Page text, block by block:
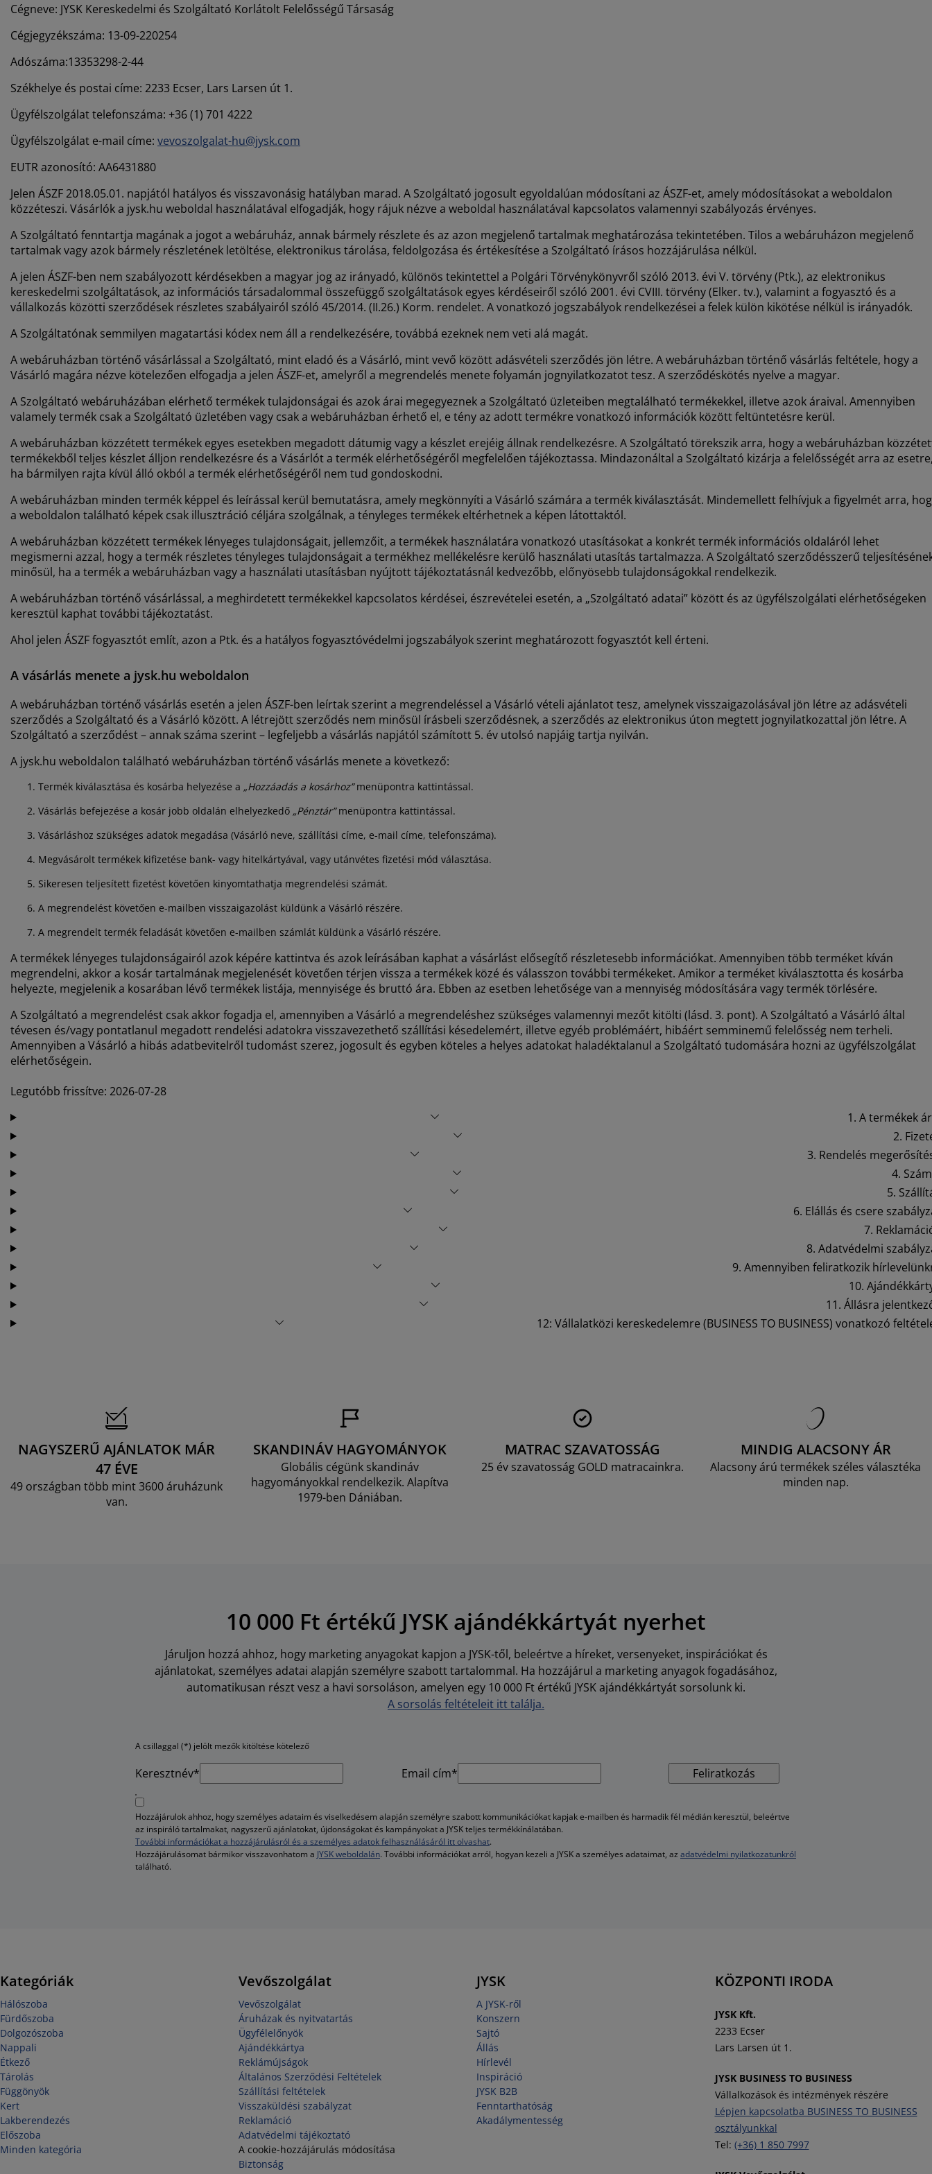
matracok
és kiegészítők
világítás
kiegészítők
Cégneve: JYSK Kereskedelmi és Szolgáltató Korlátolt Felelősségű Társaság
Cégjegyzékszáma: 13-09-220254
Adószáma:13353298-2-44
Székhelye és postai címe: 2233 Ecser, Lars Larsen út 1.
Ügyfélszolgálat telefonszáma: +36 (1) 701 4222
Ügyfélszolgálat e-mail címe: vevoszolgalat-hu@jysk.com
EUTR azonosító: AA6431880
Jelen ÁSZF 2018.05.01. napjától hatályos és visszavonásig hatályban marad. A Szolgáltató jogosult egyoldalúan módosítani az ÁSZF-et, amely módosításokat a weboldalon
közzéteszi. Vásárlók a jysk.hu weboldal használatával elfogadják, hogy rájuk nézve a weboldal használatával kapcsolatos valamennyi szabályozás érvényes.
A Szolgáltató fenntartja magának a jogot a webáruház, annak bármely részlete és az azon megjelenő tartalmak meghatározása tekintetében. Tilos a webáruházon megjelenő
tartalmak vagy azok bármely részletének letöltése, elektronikus tárolása, feldolgozása és értékesítése a Szolgáltató írásos hozzájárulása nélkül.
A jelen ÁSZF-ben nem szabályozott kérdésekben a magyar jog az irányadó, különös tekintettel a Polgári Törvénykönyvről szóló 2013. évi V. törvény (Ptk.), az elektronikus
kereskedelmi szolgáltatások, az információs társadalommal összefüggő szolgáltatások egyes kérdéseiről szóló 2001. évi CVIII. törvény (Elker. tv.), valamint a fogyasztó és a
vállalkozás közötti szerződések részletes szabályairól szóló 45/2014. (II.26.) Korm. rendelet. A vonatkozó jogszabályok rendelkezései a felek külön kikötése nélkül is irányadók.
A Szolgáltatónak semmilyen magatartási kódex nem áll a rendelkezésére, továbbá ezeknek nem veti alá magát.
A webáruházban történő vásárlással a Szolgáltató, mint eladó és a Vásárló, mint vevő között adásvételi szerződés jön létre. A webáruházban történő vásárlás feltétele, hogy a
Vásárló magára nézve kötelezően elfogadja a jelen ÁSZF-et, amelyről a megrendelés menete folyamán jognyilatkozatot tesz. A szerződéskötés nyelve a magyar.
A Szolgáltató webáruházában elérhető termékek tulajdonságai és azok árai megegyeznek a Szolgáltató üzleteiben megtalálható termékekkel, illetve azok áraival. Amennyiben
valamely termék csak a Szolgáltató üzletében vagy csak a webáruházban érhető el, e tény az adott termékre vonatkozó információk között feltüntetésre kerül.
A webáruházban közzétett termékek egyes esetekben megadott dátumig vagy a készlet erejéig állnak rendelkezésre. A Szolgáltató törekszik arra, hogy a webáruházban
termékekből teljes készlet álljon rendelkezésre és a Vásárlót a termék elérhetőségéről megfelelően tájékoztassa. Mindazonáltal a Szolgáltató kizárja a felelősségét arra az
ha bármilyen rajta kívül álló okból a termék elérhetőségéről nem tud gondoskodni.
A webáruházban minden termék képpel és leírással kerül bemutatásra, amely megkönnyíti a Vásárló számára a termék kiválasztását. Mindemellett felhívjuk a figyelmét arra,
a weboldalon található képek csak illusztráció céljára szolgálnak, a tényleges termékek eltérhetnek a képen látottaktól.
A webáruházban közzétett termékek lényeges tulajdonságait, jellemzőit, a termékek használatára vonatkozó utasításokat a konkrét termék információs oldaláról lehet
megismerni azzal, hogy a termék részletes tényleges tulajdonságait a termékhez mellékelésre kerülő használati utasítás tartalmazza. A Szolgáltató szerződésszerű
minősül, ha a termék a webáruházban vagy a használati utasításban nyújtott tájékoztatásnál kedvezőbb, előnyösebb tulajdonságokkal rendelkezik.
A webáruházban történő vásárlással, a meghirdetett termékekkel kapcsolatos kérdései, észrevételei esetén, a „Szolgáltató adatai” között és az ügyfélszolgálati elérhetőségeken
keresztül kaphat további tájékoztatást.
Ahol jelen ÁSZF fogyasztót említ, azon a Ptk. és a hatályos fogyasztóvédelmi jogszabályok szerint meghatározott fogyasztót kell érteni.
A vásárlás menete a jysk.hu weboldalon
A webáruházban történő vásárlás esetén a jelen ÁSZF-ben leírtak szerint a megrendeléssel a Vásárló vételi ajánlatot tesz, amelynek visszaigazolásával jön létre az adásvételi
szerződés a Szolgáltató és a Vásárló között. A létrejött szerződés nem minősül írásbeli szerződésnek, a szerződés az elektronikus úton megtett jognyilatkozattal jön létre. A
Szolgáltató a szerződést – annak száma szerint – legfeljebb a vásárlás napjától számított 5. év utolsó napjáig tartja nyilván.
A jysk.hu weboldalon található webáruházban történő vásárlás menete a következő:
Termék kiválasztása és kosárba helyezése a „Hozzáadás a kosárhoz”menüpontra kattintással.
Vásárlás befejezése a kosár jobb oldalán elhelyezkedő „Pénztár”menüpontra kattintással.
Vásárláshoz szükséges adatok megadása (Vásárló neve, szállítási címe, e-mail címe, telefonszáma).
Megvásárolt termékek kifizetése bank- vagy hitelkártyával, vagy utánvétes fizetési mód választása.
Sikeresen teljesített fizetést követően kinyomtathatja megrendelési számát.
A megrendelést követően e-mailben visszaigazolást küldünk a Vásárló részére.
A megrendelt termék feladását követően e-mailben számlát küldünk a Vásárló részére.
A termékek lényeges tulajdonságairól azok képére kattintva és azok leírásában kaphat a vásárlást elősegítő részletesebb információkat. Amennyiben több terméket kíván
megrendelni, akkor a kosár tartalmának megjelenését követően térjen vissza a termékek közé és válasszon további termékeket. Amikor a terméket kiválasztotta és kosárba
helyezte, megjelenik a kosarában lévő termékek listája, mennyisége és bruttó ára. Ebben az esetben lehetősége van a mennyiség módosítására vagy termék törlésére.
A Szolgáltató a megrendelést csak akkor fogadja el, amennyiben a Vásárló a megrendeléshez szükséges valamennyi mezőt kitölti (lásd. 3. pont). A Szolgáltató a Vásárló által
tévesen és/vagy pontatlanul megadott rendelési adatokra visszavezethető szállítási késedelemért, illetve egyéb problémáért, hibáért semminemű felelősség nem terheli.
Amennyiben a Vásárló a hibás adatbevitelről tudomást szerez, jogosult és egyben köteles a helyes adatokat haladéktalanul a Szolgáltató tudomására hozni az ügyfélszolgálat
elérhetőségein.
Legutóbb frissítve: 2026-07-28
1. A termékek
2.
3. Rendelés
4.
5.
6. Elállás és csere
7.
8. Adatvédelmi
9. Amennyiben feliratkozik
10.
11. Állásra
12: Vállalatközi kereskedelemre (BUSINESS TO BUSINESS) vonatkozó
NAGYSZERŰ AJÁNLATOK MÁR
47 ÉVE
49 országban több mint 3600 áruházunk
van.
SKANDINÁV HAGYOMÁNYOK
Globális cégünk skandináv
hagyományokkal rendelkezik. Alapítva
1979-ben Dániában.
MATRAC SZAVATOSSÁG
25 év szavatosság GOLD matracainkra.
MINDIG ALACSONY ÁR
Alacsony árú termékek széles választéka
minden nap.
10 000 Ft értékű JYSK ajándékkártyát nyerhet
Járuljon hozzá ahhoz, hogy marketing anyagokat kapjon a JYSK-től, beleértve a híreket, versenyeket, inspirációkat és
ajánlatokat, személyes adatai alapján személyre szabott tartalommal. Ha hozzájárul a marketing anyagok fogadásához,
automatikusan részt vesz a havi sorsoláson, amelyen egy 10 000 Ft értékű JYSK ajándékkártyát sorsolunk ki.
A sorsolás feltételeit itt találja.
A csillaggal (*) jelölt mezők kitöltése kötelező
Keresztnév* Email cím* Feliratkozás
Hozzájárulok ahhoz, hogy személyes adataim és viselkedésem alapján személyre szabott kommunikációkat kapjak e-mailben és harmadik fél médián keresztül, beleértve
az inspiráló tartalmakat, nagyszerű ajánlatokat, újdonságokat és kampányokat a JYSK teljes termékkínálatában.
További információkat a hozzájárulásról és a személyes adatok felhasználásáról itt olvashat.
Hozzájárulásomat bármikor visszavonhatom a JYSK weboldalán. További információkat arról, hogyan kezeli a JYSK a személyes adataimat, az adatvédelmi nyilatkozatunkról
található.
Kategóriák
Hálószoba
Fürdőszoba
Dolgozószoba
Nappali
Étkező
Tárolás
Függönyök
Kert
Lakberendezés
Előszoba
Minden kategória
Vevőszolgálat
Vevőszolgálat
Áruházak és nyitvatartás
Ügyfélelőnyök
Ajándékkártya
Reklámújságok
Általános Szerződési Feltételek
Szállítási feltételek
Visszaküldési szabályzat
Reklamáció
Adatvédelmi tájékoztató
A cookie-hozzájárulás módosítása
Biztonság
JYSK
A JYSK-ről
Konszern
Sajtó
Állás
Hírlevél
Inspiráció
JYSK B2B
Fenntarthatóság
Akadálymentesség
KÖZPONTI IRODA
JYSK Kft.
2233 Ecser
Lars Larsen út 1.
JYSK BUSINESS TO BUSINESS
Vállalkozások és intézmények részére
Lépjen kapcsolatba BUSINESS TO BUSINESS
osztályunkkal
Tel: (+36) 1 850 7997